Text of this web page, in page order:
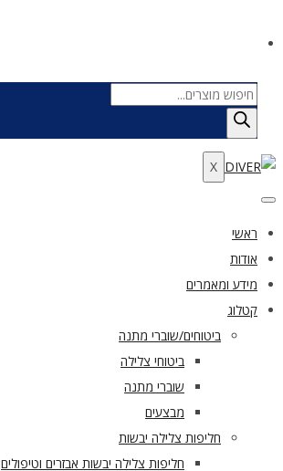
Products
search
X
ראשי
אודות
מידע ומאמרים
קטלוג
ביטוחים/שוברי מתנה
ביטוחי צלילה
שוברי מתנה
מבצעים
חליפות צלילה יבשות
חליפות צלילה יבשות אבזרים וטיפולים